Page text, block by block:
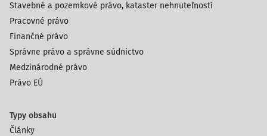
Stavebné a pozemkové právo, kataster nehnuteľností
Pracovné právo
Finančné právo
Správne právo a správne súdnictvo
Medzinárodné právo
Právo EÚ
Typy obsahu
Články